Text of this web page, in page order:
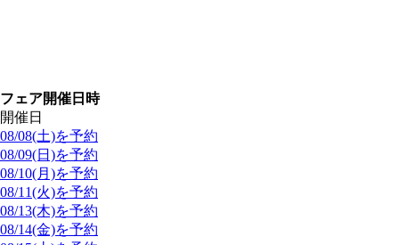
フェア開催日時
開催日
08/08(土)を予約
08/09(日)を予約
08/10(月)を予約
08/11(火)を予約
08/13(木)を予約
08/14(金)を予約